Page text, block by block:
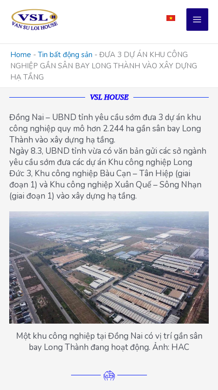
content
Home - Tin bất động sản - ĐƯA 3 DỰ ÁN KHU CÔNG
NGHIỆP GẦN SÂN BAY LONG THÀNH VÀO XÂY DỰNG
HẠ TẦNG
VSL HOUSE
Đồng Nai – UBND tỉnh yêu cầu sớm đưa 3 dự án khu
công nghiệp quy mô hơn 2.244 ha gần sân bay Long
Thành vào xây dựng hạ tầng.
Ngày 8.3, UBND tỉnh vừa có văn bản gửi các sở ngành
yêu cầu sớm đưa các dự án Khu công nghiệp Long
Đức 3, Khu công nghiệp Bàu Cạn – Tân Hiệp (giai
đoạn 1) và Khu công nghiệp Xuân Quế – Sông Nhạn
(giai đoạn 1) vào xây dựng hạ tầng.
Một khu công nghiệp tại Đồng Nai có vị trí gần sân
bay Long Thành đang hoạt động. Ảnh: HAC